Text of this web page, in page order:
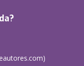
)